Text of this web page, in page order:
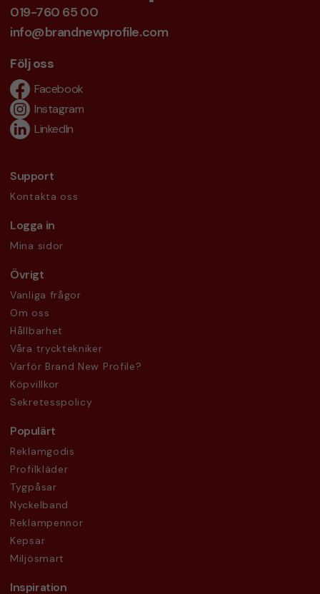
019-760 65 00
info@brandnewprofile.com
Följ oss
Facebook
Instagram
LinkedIn
Support
Kontakta oss
Logga in
Mina sidor
Övrigt
Vanliga frågor
Om oss
Hållbarhet
Våra trycktekniker
Varför Brand New Profile?
Köpvillkor
Sekretesspolicy
Populärt
Reklamgodis
Profilkläder
Tygpåsar
Nyckelband
Reklampennor
Kepsar
Miljösmart
Inspiration